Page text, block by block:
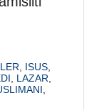
ISUS
LAZAR